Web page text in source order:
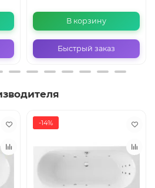
В корзину
Быстрый заказ
-14%